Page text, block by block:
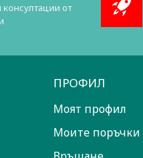
от
ПРОФИЛ
Моят профил
Моите поръчки